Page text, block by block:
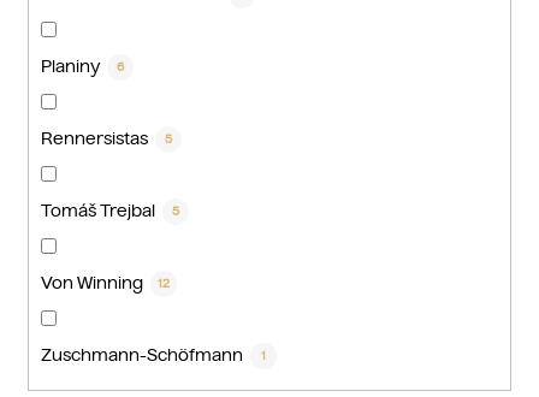
Planiny 6
Rennersistas 5
Tomáš Trejbal 5
Von Winning 12
Zuschmann-Schöfmann 1